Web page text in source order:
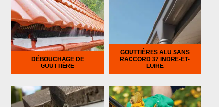
DÉBOUCHAGE DE
GOUTTIÈRE
GOUTTIÈRES ALU SANS
RACCORD 37 INDRE-ET-
LOIRE